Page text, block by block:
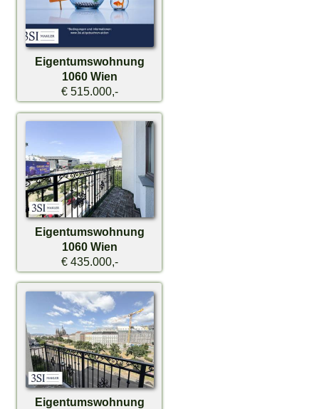
Eigentumswohnung
1060 Wien
€ 515.000,-
Eigentumswohnung
1060 Wien
€ 435.000,-
Eigentumswohnung